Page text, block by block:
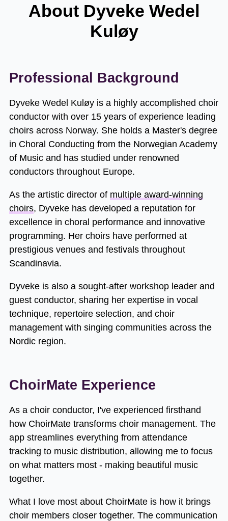
About Dyveke Wedel
Kuløy
Professional Background
Dyveke Wedel Kuløy is a highly accomplished choir
conductor with over 15 years of experience leading
choirs across Norway. She holds a Master's degree
in Choral Conducting from the Norwegian Academy
of Music and has studied under renowned
conductors throughout Europe.
As the artistic director of multiple award-winning
choirs, Dyveke has developed a reputation for
excellence in choral performance and innovative
programming. Her choirs have performed at
prestigious venues and festivals throughout
Scandinavia.
Dyveke is also a sought-after workshop leader and
guest conductor, sharing her expertise in vocal
technique, repertoire selection, and choir
management with singing communities across the
Nordic region.
ChoirMate Experience
As a choir conductor, I've experienced firsthand
how ChoirMate transforms choir management. The
app streamlines everything from attendance
tracking to music distribution, allowing me to focus
on what matters most - making beautiful music
together.
What I love most about ChoirMate is how it brings
choir members closer together. The communication